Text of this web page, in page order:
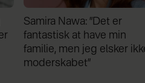
Jeg valgte at blive skilt
min mand - da jeg en dag
gik forbi hans hus, fik jeg
chok